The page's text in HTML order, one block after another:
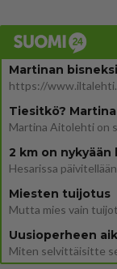
Martinan
2 km on
Miesten tuijotus